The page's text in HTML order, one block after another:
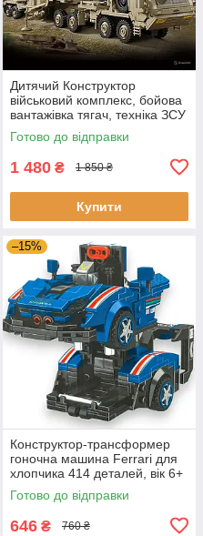
Дитячий Конструктор
військовий комплекс, бойова
вантажівка тягач, техніка ЗСУ
для хлопчиків, 1089 деталей
Готово до відправки
1 480 ₴ 1 850 ₴
Купити
–15%
Конструктор-трансформер
гоночна машина Ferrari для
хлопчика 414 деталей, вік 6+
Готово до відправки
646 ₴ 760 ₴